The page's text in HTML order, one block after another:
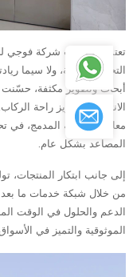
تعتمد ابتكارات شركة
التحكم الدقيقة، ولا سيما
أبحاث وتطوير مكثفة،
الانتقالات وتعزيز راحة
معامل المرونة المدمج، في
المصاعد بشكل عام.
إلى جانب ابتكار
من خلال شبكة خدمات ما
الدعم والحلول في الوقت
الموثوقية والتميز في